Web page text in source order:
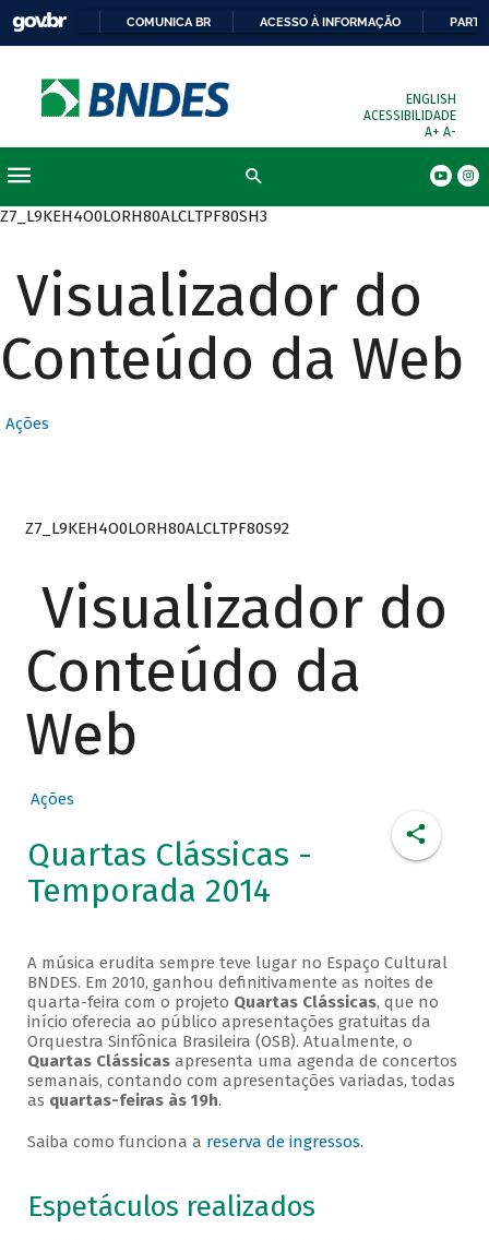
COMUNICA BR ACESSO À INFORMAÇÃO
ENGLISH
ACESSIBILIDADE
A+ A-
Z7_L9KEH4O0LORH80ALCLTPF80SH3
Visualizador do
Conteúdo da Web
Ações
Z7_L9KEH4O0LORH80ALCLTPF80S92
Visualizador do
Conteúdo da
Web
Ações
Quartas Clássicas -
Temporada 2014
A música erudita sempre teve lugar no Espaço Cultural
BNDES. Em 2010, ganhou definitivamente as noites de
quarta-feira com o projeto Quartas Clássicas, que no
início oferecia ao público apresentações gratuitas da
Orquestra Sinfônica Brasileira (OSB). Atualmente, o
Quartas Clássicasapresenta uma agenda de concertos
semanais, contando com apresentações variadas, todas
as quartas-feiras às 19h.
Saiba como funciona a reserva de ingressos.
Espetáculos realizados